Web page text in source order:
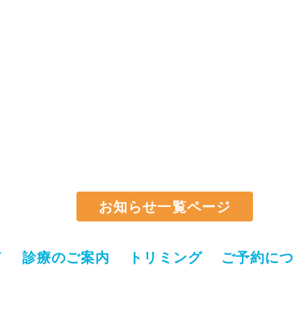
お知らせ一覧ページ
診療のご案内 トリミング ご予約に